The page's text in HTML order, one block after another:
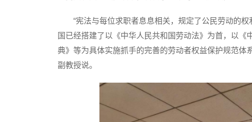
“宪法与每位求职者息息相关，规定了公民劳动的权
国已经搭建了以《中华人民共和国劳动法》为首，以
典》等为具体实施抓手的完善的劳动者权益保护规范体
副教授说。